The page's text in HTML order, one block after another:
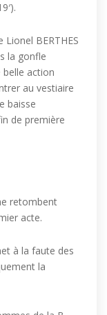
BERTHES
la gonfle
belle action
au vestiaire
baisse
de première
retombent
acte.
à la faute des
la